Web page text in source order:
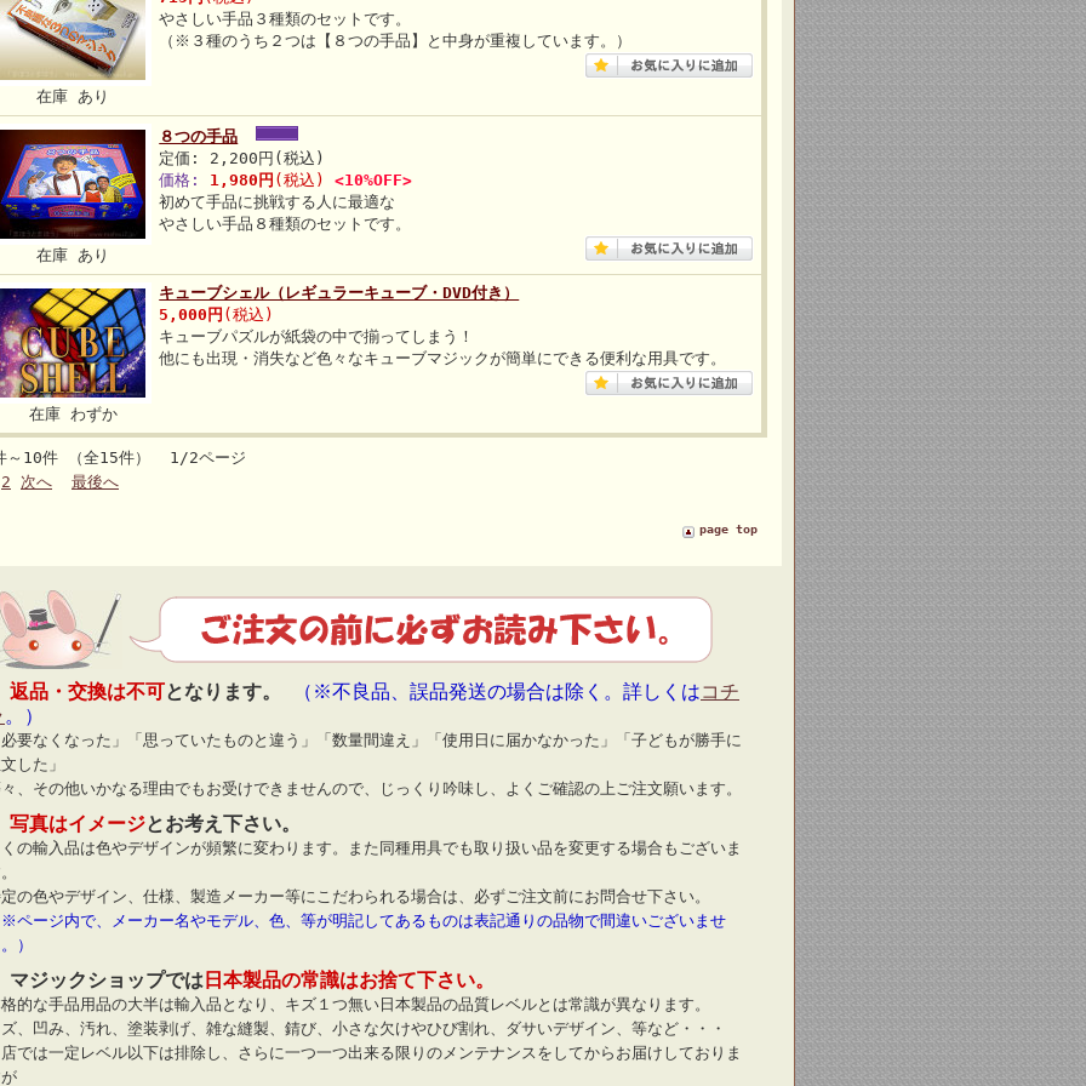
在庫 あり
やさしい手品３種類のセットです。
（※３種のうち２つは【８つの手品】と中身が重複しています。）
在庫 あり
８つの手品
定価: 2,200円(税込)
価格: 1,980円 (税込)
<10%OFF>
初めて手品に挑戦する人に最適な
やさしい手品８種類のセットです。
在庫 わずか
キューブシェル（レギュラーキューブ・DVD付き）
5,000円 (税込)
キューブパズルが紙袋の中で揃ってしまう！
他にも出現・消失など色々なキューブマジックが簡単にできる便利な用具です。
～10件 （全15件） 1/2ページ
2
次へ 最後へ
page top
返品・交換は不可となります。 （※不良品、誤品発送の場合は除く。詳しくはコチ
。）
要なくなった」「思っていたものと違う」「数量間違え」「使用日に届かなかった」「子どもが勝手に
した」
、その他いかなる理由でもお受けできませんので、じっくり吟味し、よくご確認の上ご注文願います。
写真はイメージとお考え下さい。
の輸入品は色やデザインが頻繁に変わります。また同種用具でも取り扱い品を変更する場合もございま
の色やデザイン、仕様、製造メーカー等にこだわられる場合は、必ずご注文前にお問合せ下さい。
ページ内で、メーカー名やモデル、色、等が明記してあるものは表記通りの品物で間違いございませ
）
ジックショップでは日本製品の常識はお捨て下さい。
的な手品用品の大半は輸入品となり、キズ１つ無い日本製品の品質レベルとは常識が異なります。
、凹み、汚れ、塗装剥げ、雑な縫製、錆び、小さな欠けやひび割れ、ダサいデザイン、等など・・・
では一定レベル以下は排除し、さらに一つ一つ出来る限りのメンテナンスをしてからお届けしておりま